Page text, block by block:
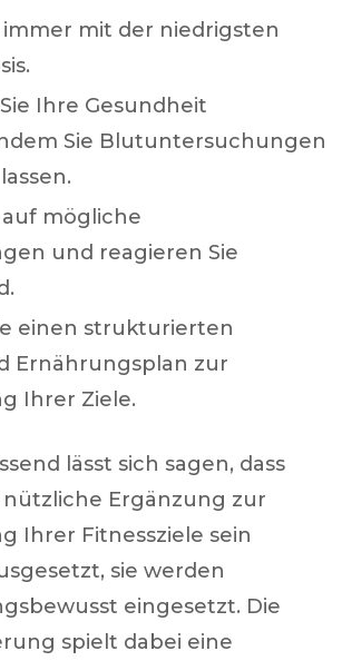
immer mit der niedrigsten
Ihre Gesundheit
Sie Blutuntersuchungen
mögliche
und reagieren Sie
einen strukturierten
Ernährungsplan zur
Ihrer Ziele.
lässt sich sagen, dass
nützliche Ergänzung zur
Ihrer Fitnessziele sein
sie werden
eingesetzt. Die
spielt dabei eine